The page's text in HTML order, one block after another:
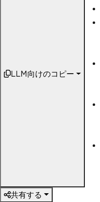
LLM向けのコピー
共有する